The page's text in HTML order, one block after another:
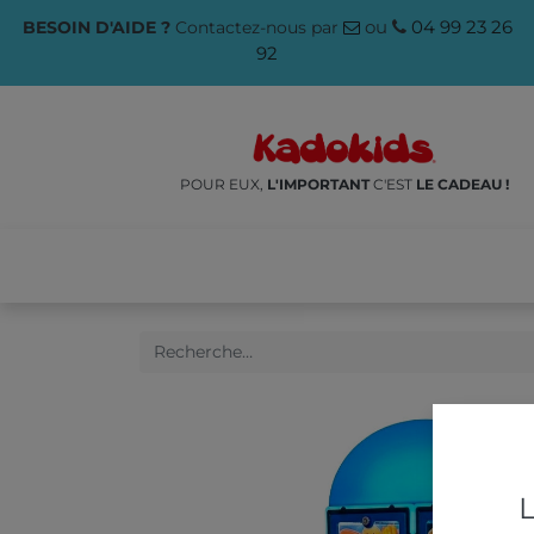
BESOIN D'AIDE ?Contactez-nous par ou
04 99 23 26
92
POUR EUX, L'IMPORTANTC'EST LE CADEAU !